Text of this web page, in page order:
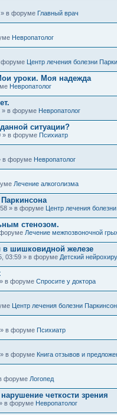
» в форуме Главный врач
Невропатолог
форуме Центр лечения болезни
уроки. Моя надежда
Невропатолог
» в форуме Невропатолог
ситуации?
» в форуме Психиатр
в форуме Невропатолог
Лечение алкоголизма
» в форуме Центр лечения
стенозом.
Лечение межпозвоночной
в шишковидной железе
03:59 » в форуме Детский
» в форуме Спросите у доктора
Центр лечения болезни
» в форуме Психиатр
» в форуме Книга отзывов и
форуме Логопед
четкости зрения
в форуме Невропатолог